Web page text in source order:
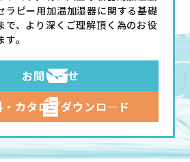
ラピー用加温加湿器に関する基礎
で、より深くご理解頂く為のお役
。
お問い合せ
カタログダウンロ―ド